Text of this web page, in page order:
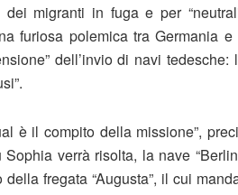
migranti in fuga e per
furiosa polemica tra Germania
dell’invio di navi
è il compito della missione”,
verrà risolta, la nave
fregata “Augusta”, il cui